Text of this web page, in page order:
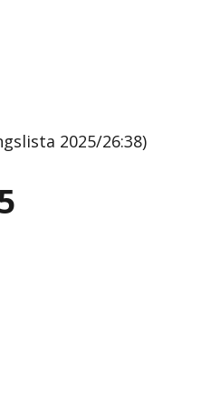
2025/26:38)